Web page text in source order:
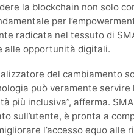
la blockchain non solo
per
radicata nel tessuto di
alle opportunità digitali.
del cambiamento
può veramente servire
più inclusiva”, afferma.
sull’utente, è pronta a
l’accesso equo alle